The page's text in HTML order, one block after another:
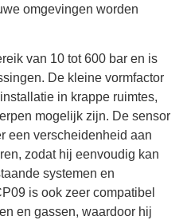
omgevingen worden
van 10 tot 600 bar en is
De kleine vormfactor
in krappe ruimtes,
mogelijk zijn. De sensor
een verscheidenheid aan
zodat hij eenvoudig kan
systemen en
is ook zeer compatibel
en gassen, waardoor hij